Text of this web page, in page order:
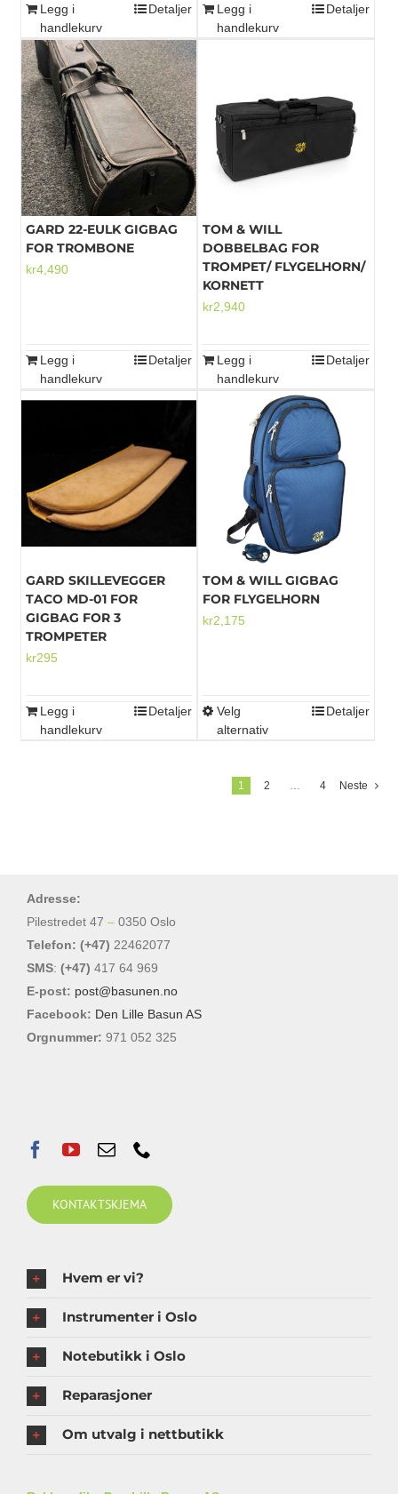
Legg i
handlekurv
Detaljer
Legg i
handlekurv
Detaljer
GARD 22-EULK GIGBAG
FOR TROMBONE
kr4,490
Legg i
handlekurv
Detaljer
TOM & WILL
DOBBELBAG FOR
TROMPET/ FLYGELHORN/
KORNETT
kr2,940
Legg i
handlekurv
Detaljer
GARD SKILLEVEGGER
TACO MD-01 FOR
GIGBAG FOR 3
TROMPETER
kr295
Legg i
handlekurv
Detaljer
TOM & WILL GIGBAG
FOR FLYGELHORN
kr2,175
Velg
alternativ
Dette
Detaljer
1 2 … 4 Neste
Adresse:
Pilestredet 47 – 0350 Oslo
Telefon: (+47) 22462077
SMS: (+47) 417 64 969
E-post: post@basunen.no
Facebook: Den Lille Basun AS
Orgnummer: 971 052 325
KONTAKTSKJEMA
Hvem er vi?
Instrumenter i Oslo
Notebutikk i Oslo
Reparasjoner
Om utvalg i nettbutikk